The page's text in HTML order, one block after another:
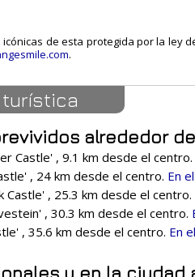
icónicas de esta protegida por la ley
.
alrededor
Castle' , 9.1 km desde el centro.
, 24 km desde el centro. En
, 25.3 km desde el centro.
, 30.3 km desde el centro.
, 35.6 km desde el centro. En
y en la